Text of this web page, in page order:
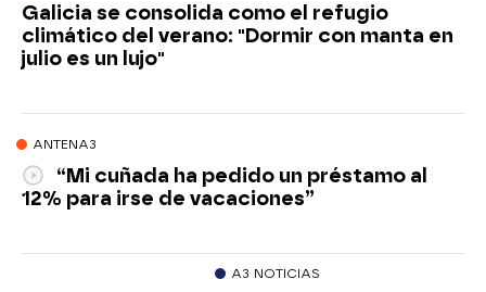
Galicia se consolida como el refugio
climático del verano: "Dormir con manta en
julio es un lujo"
ANTENA3
“Mi cuñada ha pedido un préstamo al
12% para irse de vacaciones”
A3 NOTICIAS